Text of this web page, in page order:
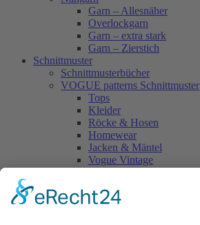
Garn – Allesnäher
Overlockgarn
Garn – extra stark
Garn – Zierstich
Schnittmuster
Schnittmusterbücher
VOGUE patterns Schnittmuster
Tops
Kleider
Röcke & Hosen
Homewear
Jacken & Mäntel
Vogue Vintage
Accessoires